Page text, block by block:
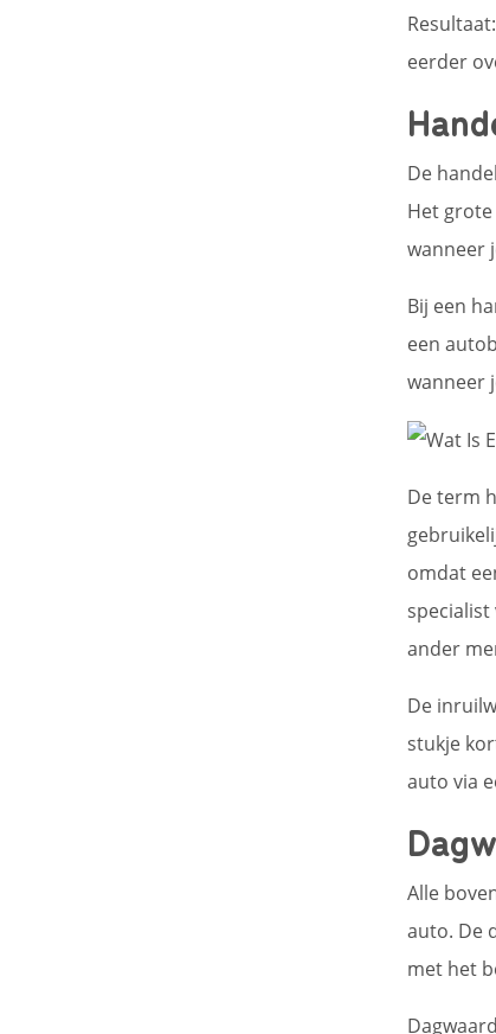
eerder
De
Het
wanneer
Bij een
een
wanneer
De term
omdat
specialist
ander
De
stukje
auto via
Alle
auto. De
met het